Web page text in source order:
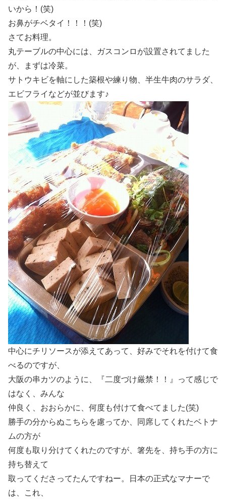
いから！(笑)
お鼻がチベタイ！！！(笑)
さてお料理。
丸テーブルの中心には、ガスコンロが設置されてました
が、まずは冷菜。
サトウキビを軸にした築根や練り物、半生牛肉のサラダ、
エビフライなどが並びます♪
中心にチリソースが添えてあって、好みでそれを付けて食
べるのですが、
大阪の串カツのように、『二度づけ厳禁！！』って感じで
はなく、みんな
仲良く、おおらかに、何度も付けて食べてました(笑)
勝手の分からぬこちらを慮ってか、同席してくれたベトナ
ムの方が
何度も取り分けてくれたのですが、箸先を、持ち手の方に
持ち替えて
取ってくださってたんですねー。日本の正式なマナーで
は、これ、